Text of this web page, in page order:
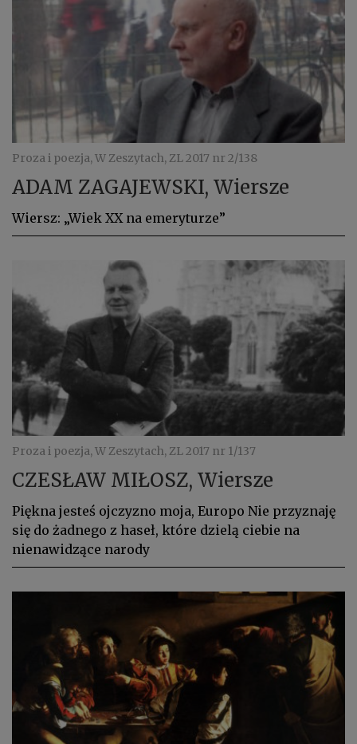
Proza i poezja, W Zeszytach, ZL 2017 nr 2/138
ADAM ZAGAJEWSKI, Wiersze
Wiersz: „Wiek XX na emeryturze”
Proza i poezja, W Zeszytach, ZL 2017 nr 1/137
CZESŁAW MIŁOSZ, Wiersze
Piękna jesteś ojczyzno moja, Europo Nie przyznaję
się do żadnego z haseł, które dzielą ciebie na
nienawidzące narody